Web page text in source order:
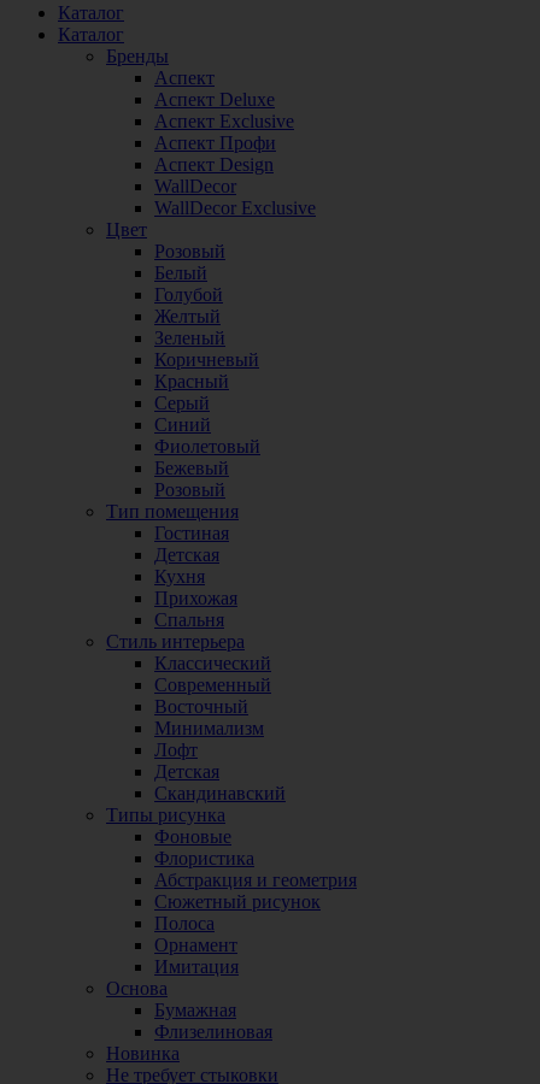
Каталог
Каталог
Бренды
Аспект
Аспект Deluxe
Аспект Exclusive
Аспект Профи
Аспект Design
WallDecor
WallDecor Exclusive
Цвет
Розовый
Белый
Голубой
Желтый
Зеленый
Коричневый
Красный
Серый
Синий
Фиолетовый
Бежевый
Розовый
Тип помещения
Гостиная
Детская
Кухня
Прихожая
Спальня
Стиль интерьера
Классический
Современный
Восточный
Минимализм
Лофт
Детская
Скандинавский
Типы рисунка
Фоновые
Флористика
Абстракция и геометрия
Сюжетный рисунок
Полоса
Орнамент
Имитация
Основа
Бумажная
Флизелиновая
Новинка
Не требует стыковки